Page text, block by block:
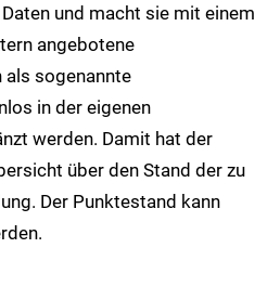
und macht sie mit einem
angebotene
als sogenannte
in der eigenen
werden. Damit hat der
über den Stand der zu
Der Punktestand kann